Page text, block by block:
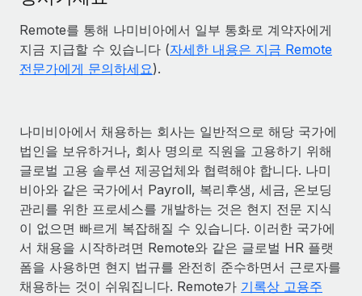
Remote를 통해 나미비아에서 일부 통화로 계약자에게
지금 지급할 수 있습니다 (자세한 내용은 지금 Remote
전문가에게 문의하세요).
나미비아에서 채용하는 회사는 일반적으로 해당 국가에
법인을 보유하거나, 회사 명의로 직원을 고용하기 위해
글로벌 고용 솔루션 제공업체와 협력해야 합니다. 나미
비아와 같은 국가에서 Payroll, 복리후생, 세금, 온보딩
관리를 위한 프로세스를 개발하는 것은 현지 전문 지식
이 없으면 빠르게 복잡해질 수 있습니다. 이러한 국가에
서 채용을 시작하려면 Remote와 같은 글로벌 HR 플랫
폼을 사용하면 현지 법규를 완전히 준수하면서 근로자를
채용하는 것이 쉬워집니다. Remote가 기록상 고용주